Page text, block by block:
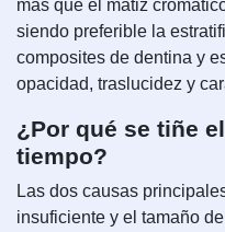
más que el matiz
siendo preferible la
composites de dentina y
opacidad, traslucidez y
¿Por qué se tiñe
tiempo?
Las dos causas
insuficiente y el tamaño